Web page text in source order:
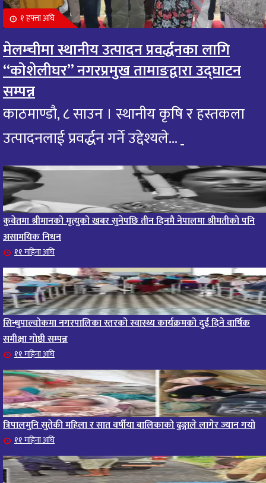
१ हफ्ता अघि
मेलम्चीमा स्थानीय उत्पादन प्रवर्द्धनका लागि
“कोशेलीघर” नगरप्रमुख तामाङद्वारा उद्घाटन
सम्पन्न
काठमाण्डौ, ८ साउन । स्थानीय कृषि र हस्तकला
उत्पादनलाई प्रवर्द्धन गर्ने उद्देश्यले...
कुवेतमा श्रीमानको मृत्युको खबर सुनेपछि तीन दिनमै नेपालमा श्रीमतीको पनि
असामयिक निधन
११ महिना अघि
सिन्धुपाल्चोकमा नगरपालिका स्तरको स्वास्थ्य कार्यक्रमको दुई दिने वार्षिक
समीक्षा गोष्ठी सम्पन्न
११ महिना अघि
त्रिपालमुनि सुतेकी महिला र सात वर्षीया बालिकाको ढुङ्गाले लागेर ज्यान गयो
११ महिना अघि